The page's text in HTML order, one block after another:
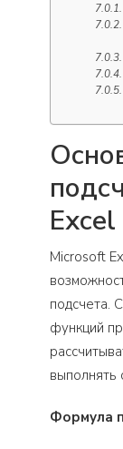
Excel
Microsoft
подсчета.
функций
выполнять
Формула